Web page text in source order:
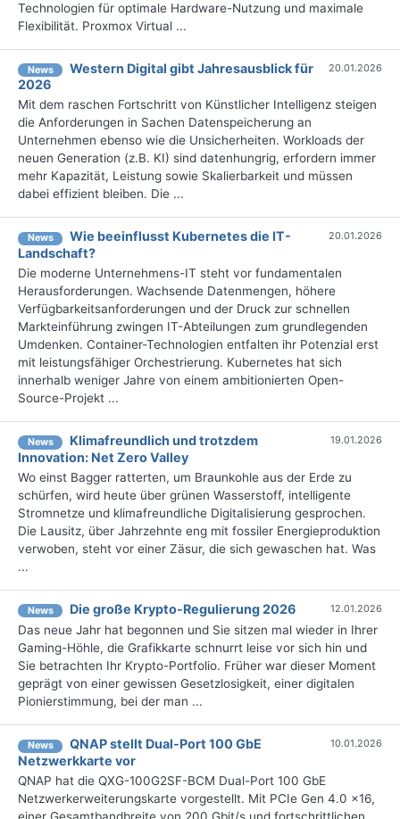
Technologien für optimale Hardware-Nutzung und maximale
Flexibilität. Proxmox Virtual ...
News
Western Digital gibt Jahresausblick für
2026
20.01.2026
Mit dem raschen Fortschritt von Künstlicher Intelligenz steigen
die Anforderungen in Sachen Datenspeicherung an
Unternehmen ebenso wie die Unsicherheiten. Workloads der
neuen Generation (z.B. KI) sind datenhungrig, erfordern immer
mehr Kapazität, Leistung sowie Skalierbarkeit und müssen
dabei effizient bleiben. Die ...
News
Wie beeinflusst Kubernetes die IT-
Landschaft?
20.01.2026
Die moderne Unternehmens-IT steht vor fundamentalen
Herausforderungen. Wachsende Datenmengen, höhere
Verfügbarkeitsanforderungen und der Druck zur schnellen
Markteinführung zwingen IT-Abteilungen zum grundlegenden
Umdenken. Container-Technologien entfalten ihr Potenzial erst
mit leistungsfähiger Orchestrierung. Kubernetes hat sich
innerhalb weniger Jahre von einem ambitionierten Open-
Source-Projekt ...
News
Klimafreundlich und trotzdem
Innovation: Net Zero Valley
19.01.2026
Wo einst Bagger ratterten, um Braunkohle aus der Erde zu
schürfen, wird heute über grünen Wasserstoff, intelligente
Stromnetze und klimafreundliche Digitalisierung gesprochen.
Die Lausitz, über Jahrzehnte eng mit fossiler Energieproduktion
verwoben, steht vor einer Zäsur, die sich gewaschen hat. Was
...
News Die große Krypto-Regulierung 2026 12.01.2026
Das neue Jahr hat begonnen und Sie sitzen mal wieder in Ihrer
Gaming-Höhle, die Grafikkarte schnurrt leise vor sich hin und
Sie betrachten Ihr Krypto-Portfolio. Früher war dieser Moment
geprägt von einer gewissen Gesetzlosigkeit, einer digitalen
Pionierstimmung, bei der man ...
News
QNAP stellt Dual-Port 100 GbE
Netzwerkkarte vor
10.01.2026
QNAP hat die QXG-100G2SF-BCM Dual-Port 100 GbE
Netzwerkerweiterungskarte vorgestellt. Mit PCIe Gen 4.0 x16,